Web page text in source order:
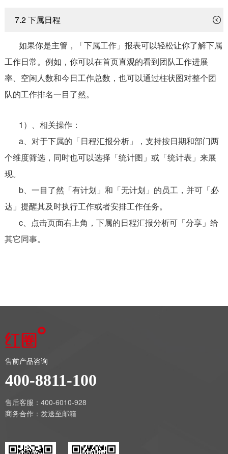
7.2 下属日程
如果你是主管，「下属工作」报表可以轻松让你了解下属
工作日常。例如，你可以在首页直观的看到团队工作进展
率、空闲人数和今日工作总数，也可以通过柱状图对整个团
队的工作排名一目了然。
1）、相关操作：
a、对于下属的「日程汇报分析」，支持按日期和部门两
个维度筛选，同时也可以选择「统计图」或「统计表」来展
现。
b、一目了然「有计划」和「无计划」的员工，并可「必
达」提醒其及时执行工作或者安排工作任务。
c、点击页面右上角，下属的日程汇报分析可「分享」给
其它同事。
售前产品咨询
400-8811-100
售后客服：400-6010-928
商务合作： 发送至邮箱